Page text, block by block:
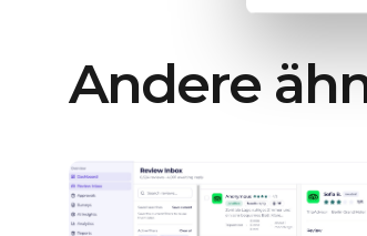
Andere